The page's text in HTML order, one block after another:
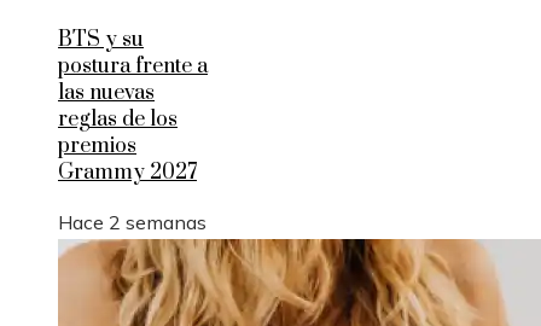
BTS y su
postura frente a
las nuevas
reglas de los
premios
Grammy 2027
Hace 2 semanas